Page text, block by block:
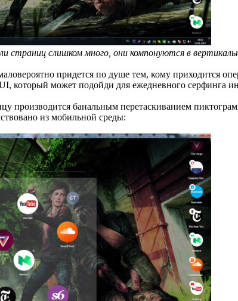
страниц слишком много, они компонуются в
придется по душе тем, кому приходится
который может подойди для ежедневного серфинга
производится банальным перетаскиванием
из мобильной среды: